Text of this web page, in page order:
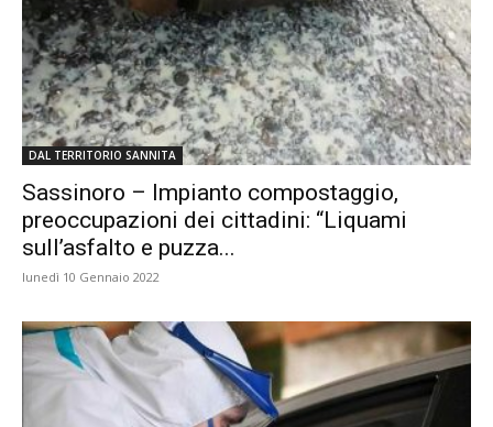
DAL TERRITORIO SANNITA
Sassinoro – Impianto compostaggio,
preoccupazioni dei cittadini: “Liquami
sull’asfalto e puzza...
lunedì 10 Gennaio 2022